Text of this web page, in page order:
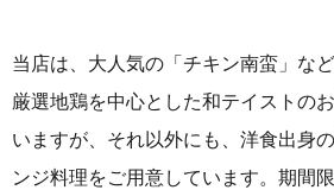
当店は、大人気の「チキン南蛮」な
厳選地鶏を中心とした和テイストの
いますが、それ以外にも、洋食出身
ンジ料理をご用意しています。期間